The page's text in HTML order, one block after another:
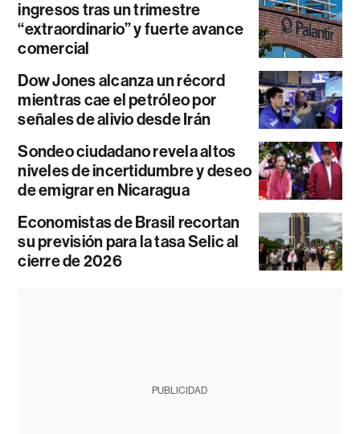
ingresos tras un trimestre
“extraordinario” y fuerte avance
comercial
Dow Jones alcanza un récord
mientras cae el petróleo por
señales de alivio desde Irán
Sondeo ciudadano revela altos
niveles de incertidumbre y deseo
de emigrar en Nicaragua
Economistas de Brasil recortan
su previsión para la tasa Selic al
cierre de 2026
PUBLICIDAD